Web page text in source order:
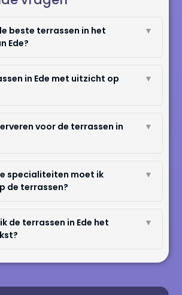
beste terrassen in het
Ede?
▼
in Ede met uitzicht op
▼
voor de terrassen in
▼
specialiteiten moet ik
de terrassen?
▼
de terrassen in Ede het
▼